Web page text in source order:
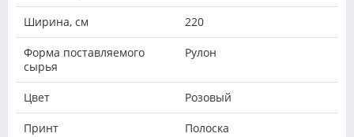
Ширина, см 220
Форма поставляемого
сырья
Рулон
Цвет Розовый
Принт Полоска